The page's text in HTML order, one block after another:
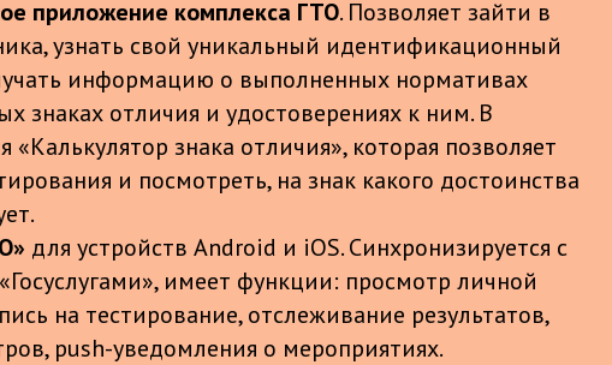
приложение комплекса ГТО. Позволяет зайти в
узнать свой уникальный идентификационный
информацию о выполненных нормативах
знаках отличия и удостоверениях к ним. В
знака отличия», которая позволяет
и посмотреть, на знак какого достоинства
для устройств Android и iOS. Синхронизируется с
имеет функции: просмотр личной
на тестирование, отслеживание результатов,
push-уведомления о мероприятиях.